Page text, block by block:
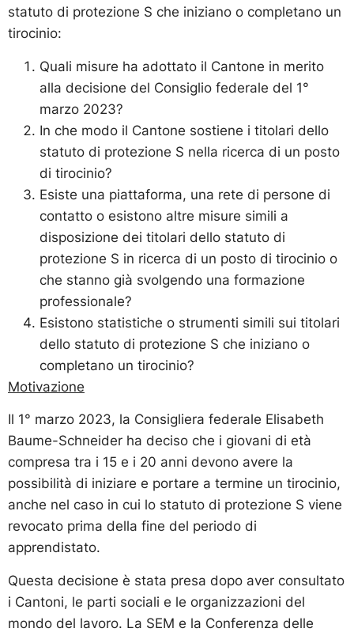
statuto di protezione S che iniziano o completano un
tirocinio:
Quali misure ha adottato il Cantone in merito
alla decisione del Consiglio federale del 1°
marzo 2023?
In che modo il Cantone sostiene i titolari dello
statuto di protezione S nella ricerca di un posto
di tirocinio?
Esiste una piattaforma, una rete di persone di
contatto o esistono altre misure simili a
disposizione dei titolari dello statuto di
protezione S in ricerca di un posto di tirocinio o
che stanno già svolgendo una formazione
professionale?
Esistono statistiche o strumenti simili sui titolari
dello statuto di protezione S che iniziano o
completano un tirocinio?
Motivazione
Il 1° marzo 2023, la Consigliera federale Elisabeth
Baume-Schneider ha deciso che i giovani di età
compresa tra i 15 e i 20 anni devono avere la
possibilità di iniziare e portare a termine un tirocinio,
anche nel caso in cui lo statuto di protezione S viene
revocato prima della fine del periodo di
apprendistato.
Questa decisione è stata presa dopo aver consultato
i Cantoni, le parti sociali e le organizzazioni del
mondo del lavoro. La SEM e la Conferenza delle